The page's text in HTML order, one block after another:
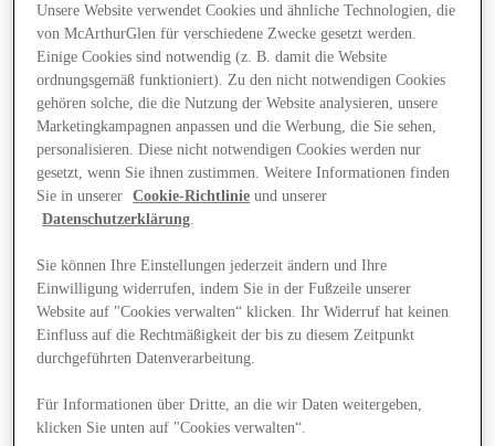
Angebote
Unsere Website verwendet Cookies und ähnliche Technologien, die
von McArthurGlen für verschiedene Zwecke gesetzt werden.
Einige Cookies sind notwendig (z. B. damit die Website
ordnungsgemäß funktioniert). Zu den nicht notwendigen Cookies
gehören solche, die die Nutzung der Website analysieren, unsere
Marketingkampagnen anpassen und die Werbung, die Sie sehen,
personalisieren. Diese nicht notwendigen Cookies werden nur
gesetzt, wenn Sie ihnen zustimmen. Weitere Informationen finden
Sie in unserer
Cookie-Richtlinie und unserer
Datenschutzerklärung.
Sie können Ihre Einstellungen jederzeit ändern und Ihre
Einwilligung widerrufen, indem Sie in der Fußzeile unserer
Website auf "Cookies verwalten“ klicken. Ihr Widerruf hat keinen
Einfluss auf die Rechtmäßigkeit der bis zu diesem Zeitpunkt
durchgeführten Datenverarbeitung.
Für Informationen über Dritte, an die wir Daten weitergeben,
klicken Sie unten auf "Cookies verwalten“.